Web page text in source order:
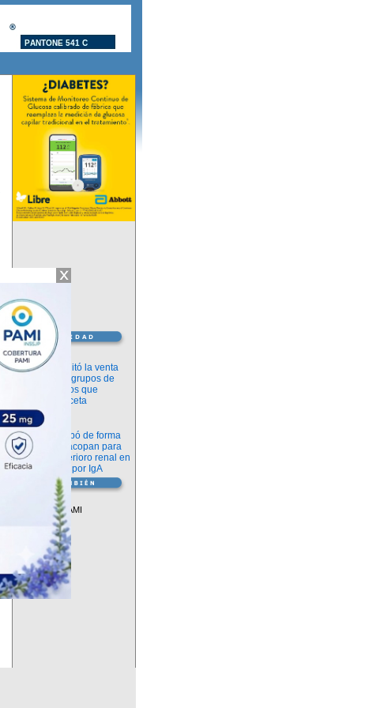
Información
ANMAT habilitó la venta
libre de diez grupos de
medicamentos que
requerían receta
Novedades
La FDA aprobó de forma
definitiva iptacopan para
frenar el deterioro renal en
la nefropatía por IgA
Vademécum
Descuentos PAMI